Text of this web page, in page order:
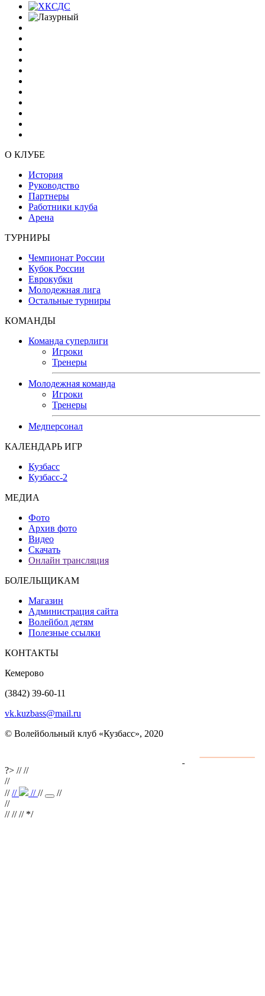
О КЛУБЕ
История
Руководство
Партнеры
Работники клуба
Арена
ТУРНИРЫ
Чемпионат России
Кубок России
Еврокубки
Молодежная лига
Остальные турниры
КОМАНДЫ
Команда суперлиги
Игроки
Тренеры
Молодежная команда
Игроки
Тренеры
Медперсонал
КАЛЕНДАРЬ ИГР
Кузбасс
Кузбасс-2
МЕДИА
Фото
Архив фото
Видео
Скачать
Онлайн трансляция
БОЛЕЛЬЩИКАМ
Магазин
Администрация сайта
Волейбол детям
Полезные ссылки
КОНТАКТЫ
Кемерово
(3842) 39-60-11
vk.kuzbass@mail.ru
© Волейбольный клуб «Кузбасс», 2020
?> ////
//
//// ////
//
//
//// // */